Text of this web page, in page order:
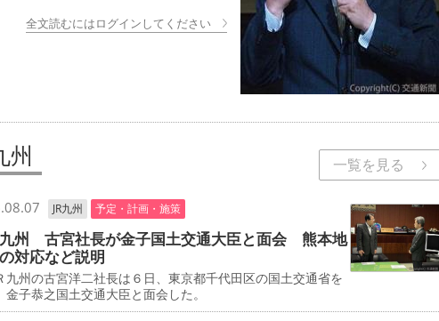
全文読むにはログインしてください
州 一覧を見る
JR九州 予定・計画・施策
九州 古宮社長が金子国土交通大臣と面会 熊本地
対応など説明
州の古宮洋二社長は６日、東京都千代田区の国土交通省を
金子恭之国土交通大臣と面会した。